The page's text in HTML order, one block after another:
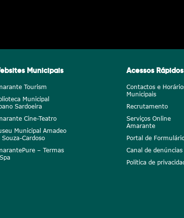
Municipais
Tourism
Municipal
Sardoeira
Cine-Teatro
Municipal Amadeo
Souza-Cardoso
– Termas
Acessos Rápidos
Contactos e
Municipais
Recrutamento
Serviços Online
Amarante
Portal de
Canal de denúncias
Política de